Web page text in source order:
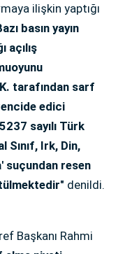
ilişkin yaptığı
basın yayın
açılış
tarafından sarf
edici
sayılı Türk
Sınıf, Irk, Din,
suçundan resen
denildi.
Başkanı Rahmi